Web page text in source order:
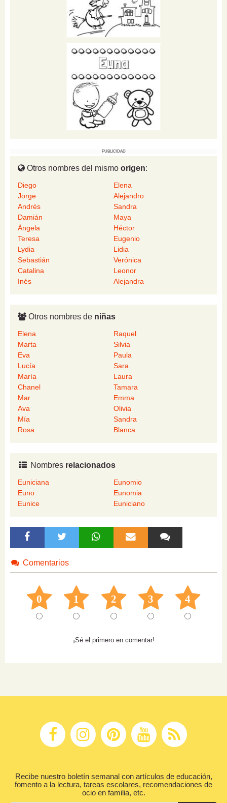
PUBLICIDAD
Otros nombres del mismo origen:
Diego
Elena
Jorge
Alejandro
Andrés
Sandra
Damián
Maya
Ángela
Héctor
Teresa
Eugenio
Lydia
Lidia
Sebastián
Verónica
Catalina
Leonor
Inés
Alejandra
Otros nombres de niñas
Elena
Raquel
Marta
Silvia
Eva
Paula
Lucía
Sara
María
Laura
Chanel
Tamara
Mar
Emma
Ava
Olivia
Mía
Sandra
Rosa
Blanca
Nombres relacionados
Euniciana
Eunomio
Euno
Eunomia
Eunice
Euniciano
Comentarios
0 1 2 3 4
¡Sé el primero en comentar!
Recibe nuestro boletín semanal con artículos de educación,
fomento a la lectura, tareas escolares, recomendaciones de
ocio en familia, etc.